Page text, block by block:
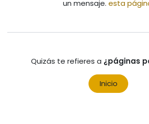
un mensaje. esta
Quizás te refieres a ¿páginas
Inicio